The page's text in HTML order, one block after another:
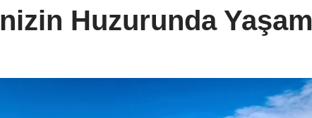
Huzurunda Yaşam